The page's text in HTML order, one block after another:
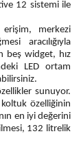
12 sistemi ile
erişim, merkezi
aracılığıyla
beş widget, hız
LED ortam
sunuyor.
özelliğinin
en iyi değerini
132 litrelik